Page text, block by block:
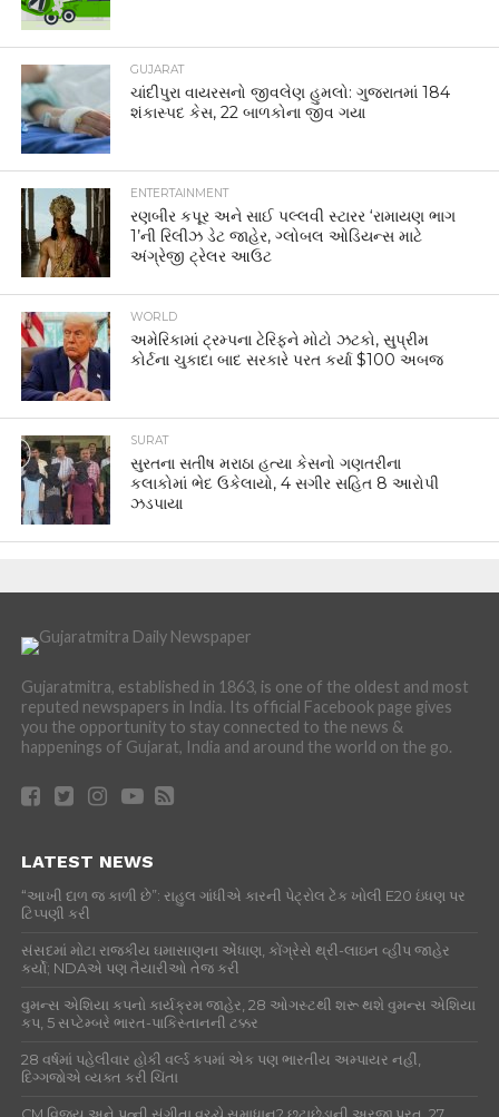
GUJARAT
ચાંદીપુરા વાયરસનો જીવલેણ હુમલો: ગુજરાતમાં 184
શંકાસ્પદ કેસ, 22 બાળકોના જીવ ગયા
ENTERTAINMENT
રણબીર કપૂર અને સાઈ પલ્લવી સ્ટારર ‘રામાયણ ભાગ
1’ની રિલીઝ ડેટ જાહેર, ગ્લોબલ ઓડિયન્સ માટે
અંગ્રેજી ટ્રેલર આઉટ
WORLD
અમેરિકામાં ટ્રમ્પના ટેરિફને મોટો ઝટકો, સુપ્રીમ
કોર્ટના ચુકાદા બાદ સરકારે પરત કર્યા $100 અબજ
SURAT
સુરતના સતીષ મરાઠા હત્યા કેસનો ગણતરીના
કલાકોમાં ભેદ ઉકેલાયો, 4 સગીર સહિત 8 આરોપી
ઝડપાયા
Gujaratmitra, established in 1863, is one of the oldest and most
reputed newspapers in India. Its official Facebook page gives
you the opportunity to stay connected to the news &
happenings of Gujarat, India and around the world on the go.
LATEST NEWS
“આખી દાળ જ કાળી છે”: રાહુલ ગાંધીએ કારની પેટ્રોલ ટેંક ખોલી E20 ઇંધણ પર
ટિપ્પણી કરી
સંસદમાં મોટા રાજકીય ઘમાસાણના એંધાણ, કોંગ્રેસે થ્રી-લાઇન વ્હીપ જાહેર
કર્યો; NDAએ પણ તૈયારીઓ તેજ કરી
વુમન્સ એશિયા કપનો કાર્યક્રમ જાહેર, 28 ઓગસ્ટથી શરૂ થશે વુમન્સ એશિયા
કપ, 5 સપ્ટેમ્બરે ભારત-પાકિસ્તાનની ટક્કર
28 વર્ષમાં પહેલીવાર હોકી વર્લ્ડ કપમાં એક પણ ભારતીય અમ્પાયર નહીં,
દિગ્ગજોએ વ્યક્ત કરી ચિંતા